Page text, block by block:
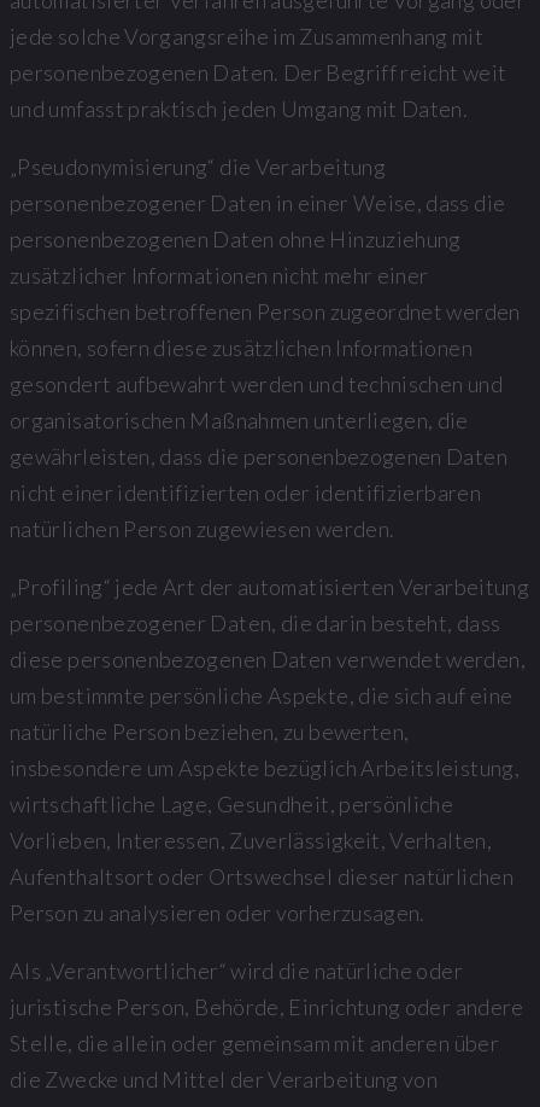
jede solche Vorgangsreihe im Zusammenhang mit
personenbezogenen Daten. Der Begriff reicht weit
und umfasst praktisch jeden Umgang mit Daten.
„Pseudonymisierung“ die Verarbeitung
personenbezogener Daten in einer Weise, dass die
personenbezogenen Daten ohne Hinzuziehung
zusätzlicher Informationen nicht mehr einer
spezifischen betroffenen Person zugeordnet werden
können, sofern diese zusätzlichen Informationen
gesondert aufbewahrt werden und technischen und
organisatorischen Maßnahmen unterliegen, die
gewährleisten, dass die personenbezogenen Daten
nicht einer identifizierten oder identifizierbaren
natürlichen Person zugewiesen werden.
„Profiling“ jede Art der automatisierten Verarbeitung
personenbezogener Daten, die darin besteht, dass
diese personenbezogenen Daten verwendet werden,
um bestimmte persönliche Aspekte, die sich auf eine
natürliche Person beziehen, zu bewerten,
insbesondere um Aspekte bezüglich Arbeitsleistung,
wirtschaftliche Lage, Gesundheit, persönliche
Vorlieben, Interessen, Zuverlässigkeit, Verhalten,
Aufenthaltsort oder Ortswechsel dieser natürlichen
Person zu analysieren oder vorherzusagen.
Als „Verantwortlicher“ wird die natürliche oder
juristische Person, Behörde, Einrichtung oder andere
Stelle, die allein oder gemeinsam mit anderen über
die Zwecke und Mittel der Verarbeitung von